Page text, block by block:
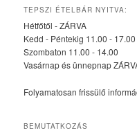
TEPSZI ÉTELBÁR NYITVA:
Hétfőtől - ZÁRVA
Kedd - Péntekig 11.00 - 17.00
Szombaton 11.00 - 14.00
Vasárnap és ünnepnap
Folyamatosan frissülő
BEMUTATKOZÁS